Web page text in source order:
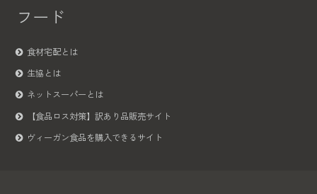
フード
食材宅配とは
生協とは
ネットスーパーとは
【食品ロス対策】訳あり品販売サイト
ヴィーガン食品を購入できるサイト